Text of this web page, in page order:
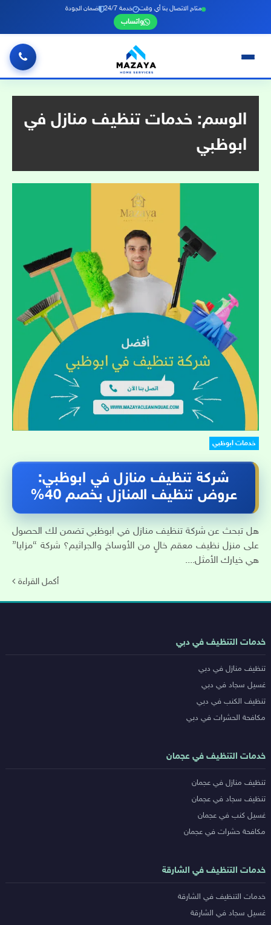
متاح الاتصال بنا أي وقت خدمة 24/7 ضمان الجودة
واتساب
الوسم: خدمات تنظيف منازل في
ابوظبي
خدمات ابوظبي
شركة تنظيف منازل في ابوظبي:
عروض تنظيف المنازل بخصم 40%
هل تبحث عن شركة تنظيف منازل في ابوظبي تضمن لك الحصول
على منزل نظيف معقم خالٍ من الأوساخ والجراثيم؟ شركة “مزايا”
هي خيارك الأمثل....
أكمل القراءة
روابط
المدن
خدمات التنظيف في دبي
تنظيف منازل في دبي
غسيل سجاد في دبي
تنظيف الكنب في دبي
مكافحة الحشرات في دبي
خدمات التنظيف في عجمان
تنظيف منازل في عجمان
تنظيف سجاد في عجمان
غسيل كنب في عجمان
مكافحة حشرات في عجمان
خدمات التنظيف في الشارقة
خدمات التنظيف في الشارقة
غسيل سجاد في الشارقة